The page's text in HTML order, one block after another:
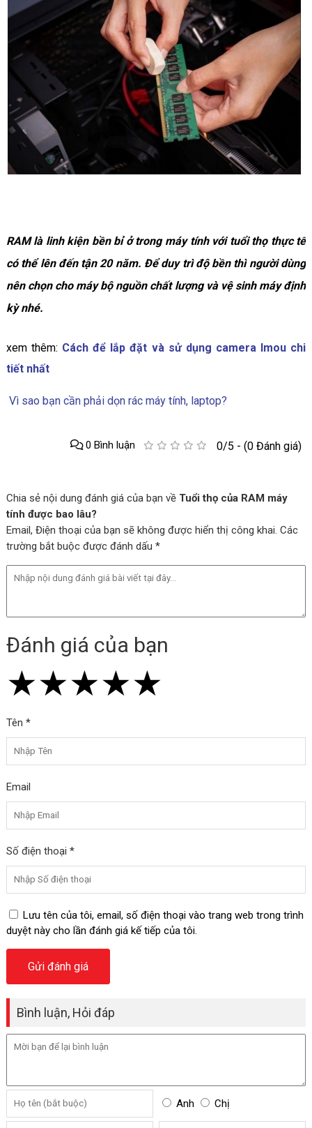
RAM là linh kiện bền bỉ ở trong máy tính với tuổi thọ thực tế
có thể lên đến tận 20 năm. Để duy trì độ bền thì người dùng
nên chọn cho máy bộ nguồn chất lượng và vệ sinh máy định
kỳ nhé.
xem thêm: Cách để lắp đặt và sử dụng camera Imou chi
tiết nhất
Vì sao bạn cần phải dọn rác máy tính, laptop?
0/5 - (0 Đánh giá)
0 Bình luận
Chia sẻ nội dung đánh giá của bạn về Tuổi thọ của RAM máy
tính được bao lâu?
Email, Điện thoại của bạn sẽ không được hiển thị công khai. Các
trường bắt buộc được đánh dấu *
Đánh giá của bạn
★
★★
★★★
★★★★
★★★★★
Tên *
Email
Số điện thoại *
Lưu tên của tôi, email, số điện thoại vào trang web trong trình
duyệt này cho lần đánh giá kế tiếp của tôi.
Bình luận, Hỏi đáp
Anh Chị